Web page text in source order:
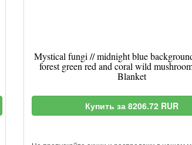
Mystical fungi // midnight blue
forest green red and coral wild
Blanket
Купить за 8206.72 RUR